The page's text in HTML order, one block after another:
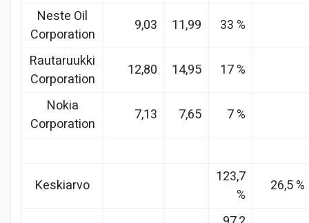
Neste Oil
Corporation
9,03 11,99
33 %
Rautaruukki
Corporation
12,80 14,95
17 %
Nokia
Corporation
7,13 7,65 7 %
Keskiarvo
123,7
%
26,5 %